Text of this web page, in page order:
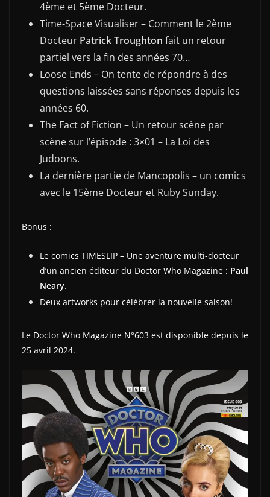
4ème et 5ème Docteur.
Time-Space Visualiser – Comment le 2ème
Docteur Patrick Troughton fait un retour
partiel vers la fin des années 70…
Loose Ends – On tente de répondre à des
questions laissées sans réponses depuis les
années 60.
The Fact of Fiction – Un retour scène par
scène sur l’épisode : 3×01 – La Loi des
Judoons.
La dernière partie de Mancopolis – un comics
avec le 15ème Docteur et Ruby Sunday.
Bonus :
Le comics TIMESLIP – Une aventure multi-docteur
d’un ancien éditeur du Doctor Who Magazine : Paul
Neary.
Deux artworks pour célébrer la nouvelle saison!
Le Doctor Who Magazine N°603 est disponible depuis le
25 avril 2024.